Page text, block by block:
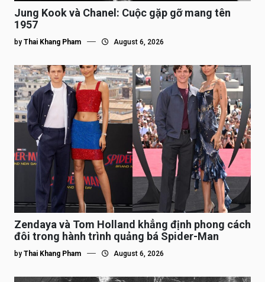
Jung Kook và Chanel: Cuộc gặp gỡ mang tên
1957
by Thai Khang Pham August 6, 2026
Zendaya và Tom Holland khẳng định phong cách
đôi trong hành trình quảng bá Spider-Man
by Thai Khang Pham August 6, 2026